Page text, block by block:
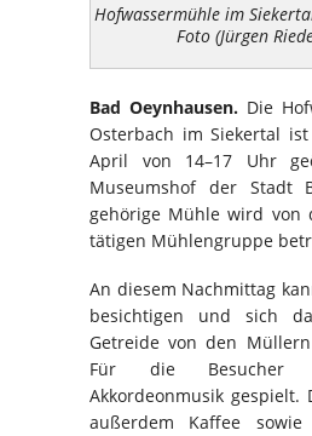
Hofwassermühle im
Foto (Jürgen
Bad Oeynhausen. Die
Osterbach im Siekertal
April von 14–17 Uhr
Museumshof der Stadt
gehörige Mühle wird von
tätigen Mühlengruppe
An diesem Nachmittag
besichtigen und sich
Getreide von den
Für die Besucher
Akkordeonmusik gespielt.
außerdem Kaffee sowie